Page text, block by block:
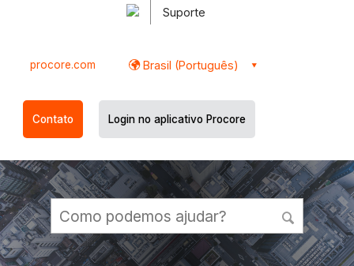
Suporte
procore.com Brasil (Português)
Contato Login no aplicativo Procore